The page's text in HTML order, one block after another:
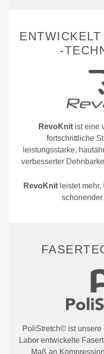
-
RevoKnit ist eine
fortschrittliche
leistungsstarke,
verbesserter
RevoKnitleistet mehr,
PoliStretch© ist
Labor entwickelte
Maß an